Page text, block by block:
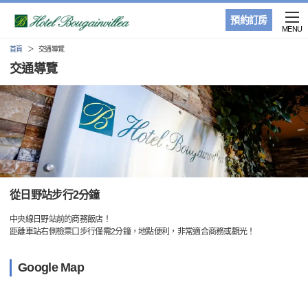
預約訂房
MENU
首頁 交通導覽
交通導覽
從日野站步行2分鐘
中央線日野站前的商務飯店！
距離車站右側檢票口步行僅需2分鐘，地點便利，非常適合商務或觀光！
Google Map